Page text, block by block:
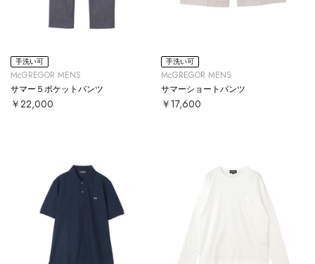
手洗い可
McGREGOR MENS
サマー５ポケットパンツ
￥22,000
手洗い可
McGREGOR MENS
サマーショートパンツ
￥17,600